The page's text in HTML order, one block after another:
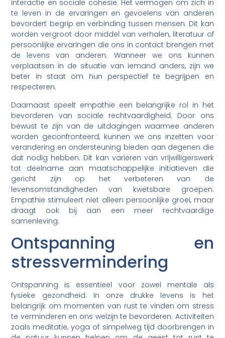
interactie en sociale cohesie. Het vermogen om zich in
te leven in de ervaringen en gevoelens van anderen
bevordert begrip en verbinding tussen mensen. Dit kan
worden vergroot door middel van verhalen, literatuur of
persoonlijke ervaringen die ons in contact brengen met
de levens van anderen. Wanneer we ons kunnen
verplaatsen in de situatie van iemand anders, zijn we
beter in staat om hun perspectief te begrijpen en
respecteren.
Daarnaast speelt empathie een belangrijke rol in het
bevorderen van sociale rechtvaardigheid. Door ons
bewust te zijn van de uitdagingen waarmee anderen
worden geconfronteerd, kunnen we ons inzetten voor
verandering en ondersteuning bieden aan degenen die
dat nodig hebben. Dit kan variëren van vrijwilligerswerk
tot deelname aan maatschappelijke initiatieven die
gericht zijn op het verbeteren van de
levensomstandigheden van kwetsbare groepen.
Empathie stimuleert niet alleen persoonlijke groei, maar
draagt ook bij aan een meer rechtvaardige
samenleving.
Ontspanning en
stressvermindering
Ontspanning is essentieel voor zowel mentale als
fysieke gezondheid. In onze drukke levens is het
belangrijk om momenten van rust te vinden om stress
te verminderen en ons welzijn te bevorderen. Activiteiten
zoals meditatie, yoga of simpelweg tijd doorbrengen in